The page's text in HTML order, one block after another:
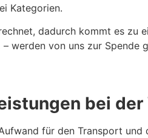
Kategorien.
dadurch kommt es zu
– werden von uns zur Spende
bei
für den Transport